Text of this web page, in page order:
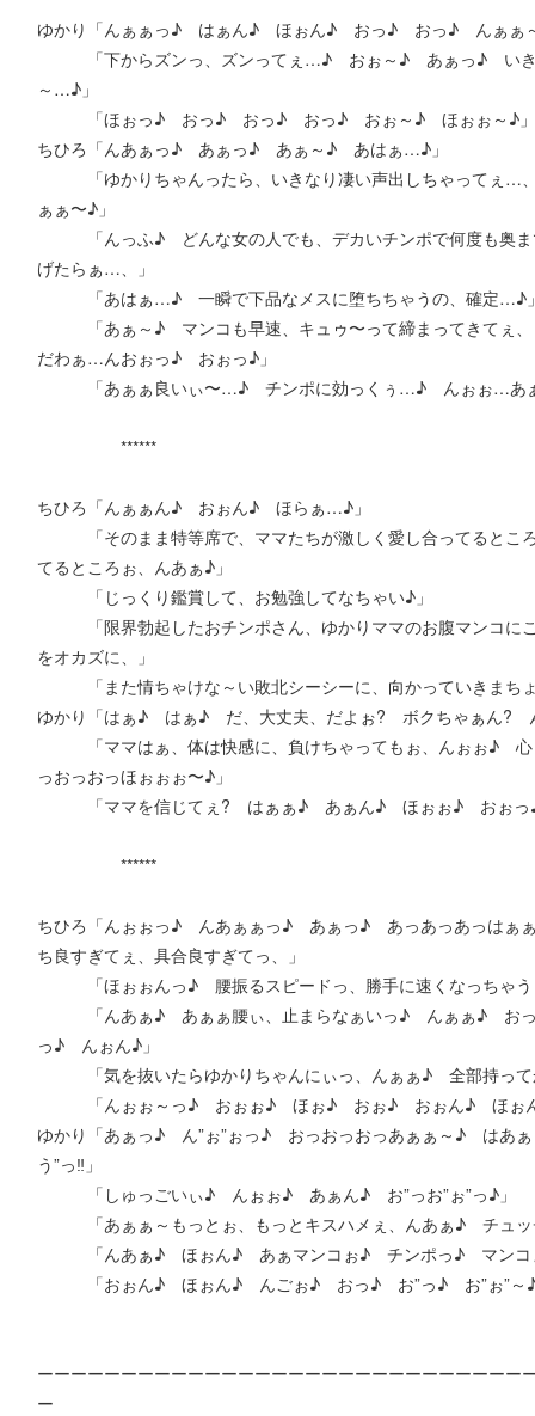
ゆかり「んぁぁっ♪ はぁん♪ ほぉん♪ おっ♪ おっ♪ んぁぁ
「下からズンっ、ズンってぇ…♪ おぉ～♪ あぁっ♪ いき
～…♪」
「ほぉっ♪ おっ♪ おっ♪ おっ♪ おぉ～♪ ほぉぉ～♪」
ちひろ「んあぁっ♪ あぁっ♪ あぁ～♪ あはぁ…♪」
「ゆかりちゃんったら、いきなり凄い声出しちゃってぇ
ぁぁ〜♪」
「んっふ♪ どんな女の人でも、デカいチンポで何度も奥ま
げたらぁ…、」
「あはぁ…♪ 一瞬で下品なメスに堕ちちゃうの、確定…♪
「あぁ～♪ マンコも早速、キュゥ〜って締まってきてぇ、
だわぁ…んおぉっ♪ おぉっ♪」
「あぁぁ良いぃ〜…♪ チンポに効っくぅ…♪ んぉぉ…あ
******
ちひろ「んぁぁん♪ おぉん♪ ほらぁ…♪」
「そのまま特等席で、ママたちが激しく愛し合ってるところ
てるところぉ、んあぁ♪」
「じっくり鑑賞して、お勉強してなちゃい♪」
「限界勃起したおチンポさん、ゆかりママのお腹マンコにこ
をオカズに、」
「また情ちゃけな～い敗北シーシーに、向かっていきま
ゆかり「はぁ♪ はぁ♪ だ、大丈夫、だよぉ? ボクちゃぁん
「ママはぁ、体は快感に、負けちゃってもぉ、んぉぉ♪ 心
っおっおっほぉぉぉ〜♪」
「ママを信じてぇ? はぁぁ♪ あぁん♪ ほぉぉ♪ おぉっ
******
ちひろ「んぉぉっ♪ んあぁぁっ♪ あぁっ♪ あっあっあっはぁ
ち良すぎてぇ、具合良すぎてっ、」
「ほぉぉんっ♪ 腰振るスピードっ、勝手に速くなっちゃ
「んあぁ♪ あぁぁ腰ぃ、止まらなぁいっ♪ んぁぁ♪ おっ
っ♪ んぉん♪」
「気を抜いたらゆかりちゃんにぃっ、んぁぁ♪ 全部持って
「んぉぉ～っ♪ おぉぉ♪ ほぉ♪ おぉ♪ おぉん♪ ほぉ
ゆかり「あぁっ♪ ん”ぉ”ぉっ♪ おっおっおっあぁぁ～♪ は
う”っ‼︎」
「しゅっごいぃ♪ んぉぉ♪ あぁん♪ お”っお”ぉ”っ♪」
「あぁぁ～もっとぉ、もっとキスハメぇ、んあぁ♪ チュッ
「んあぁ♪ ほぉん♪ あぁマンコぉ♪ チンポっ♪ マンコ
「おぉん♪ ほぉん♪ んごぉ♪ おっ♪ お”っ♪ お”ぉ”～
ーーーーーーーーーーーーーーーーーーーーーーーーーーーー
ー